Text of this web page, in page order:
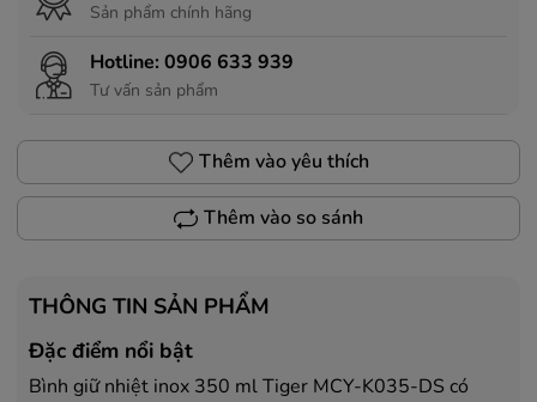
Sản phẩm chính hãng
Hotline: 0906 633 939
Tư vấn sản phẩm
Thêm vào yêu thích
Thêm vào so sánh
THÔNG TIN SẢN PHẨM
Đặc điểm nổi bật
Bình giữ nhiệt inox 350 ml Tiger MCY-K035-DS có